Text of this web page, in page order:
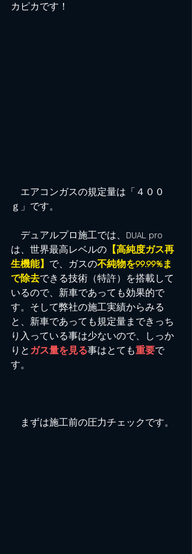
カピカです！
エアコンガスの規定量は「４００
ｇ」です。
デュアルプロ施工では、DUAL pro
は、世界最高レベルの 【高純度ガス再
生機能】 で、ガスの不純物を99.99%ま
で除去できる技術（特許）を搭載して
いるので、新車であっても効果的で
す。そして弊社の施工実績からみる
と、新車であっても規定量まできっち
り入っている事は少ないので、しっか
りと ガス量を見る事はとても重要で
す。
まずは施工前の圧力チェックです。